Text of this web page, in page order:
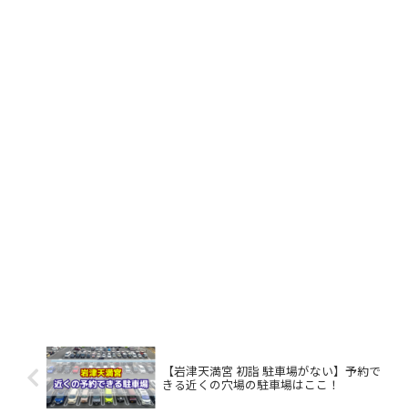
【岩津天満宮 初詣 駐車場がない】予約で
きる近くの穴場の駐車場はここ！